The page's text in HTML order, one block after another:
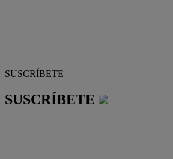
SUSCRÍBETE
SUSCRÍBETE